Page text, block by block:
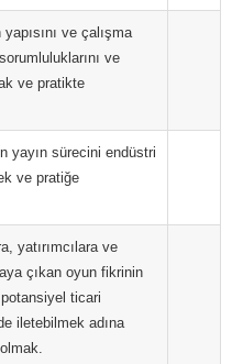
ve çalışma
ve
ve pratikte
yayın sürecini endüstri
ve pratiğe
yatırımcılara ve
çıkan oyun fikrinin
ticari
iletebilmek adına